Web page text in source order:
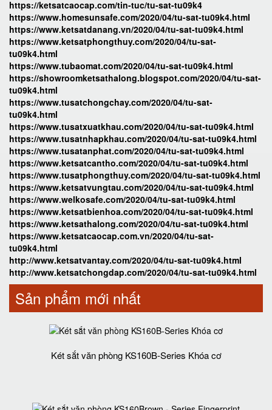
https://ketsatcaocap.com/tin-tuc/tu-sat-tu09k4
https://www.homesunsafe.com/2020/04/tu-sat-tu09k4.html
https://www.ketsatdanang.vn/2020/04/tu-sat-tu09k4.html
https://www.ketsatphongthuy.com/2020/04/tu-sat-
tu09k4.html
https://www.tubaomat.com/2020/04/tu-sat-tu09k4.html
https://showroomketsathalong.blogspot.com/2020/04/tu-sat-
tu09k4.html
https://www.tusatchongchay.com/2020/04/tu-sat-
tu09k4.html
https://www.tusatxuatkhau.com/2020/04/tu-sat-tu09k4.html
https://www.tusatnhapkhau.com/2020/04/tu-sat-tu09k4.html
https://www.tusatanphat.com/2020/04/tu-sat-tu09k4.html
https://www.ketsatcantho.com/2020/04/tu-sat-tu09k4.html
https://www.tusatphongthuy.com/2020/04/tu-sat-tu09k4.html
https://www.ketsatvungtau.com/2020/04/tu-sat-tu09k4.html
https://www.welkosafe.com/2020/04/tu-sat-tu09k4.html
https://www.ketsatbienhoa.com/2020/04/tu-sat-tu09k4.html
https://www.ketsathalong.com/2020/04/tu-sat-tu09k4.html
https://www.ketsatcaocap.com.vn/2020/04/tu-sat-
tu09k4.html
http://www.ketsatvantay.com/2020/04/tu-sat-tu09k4.html
http://www.ketsatchongdap.com/2020/04/tu-sat-tu09k4.html
Sản phẩm mới nhất
Két sắt văn phòng KS160B-Series Khóa cơ